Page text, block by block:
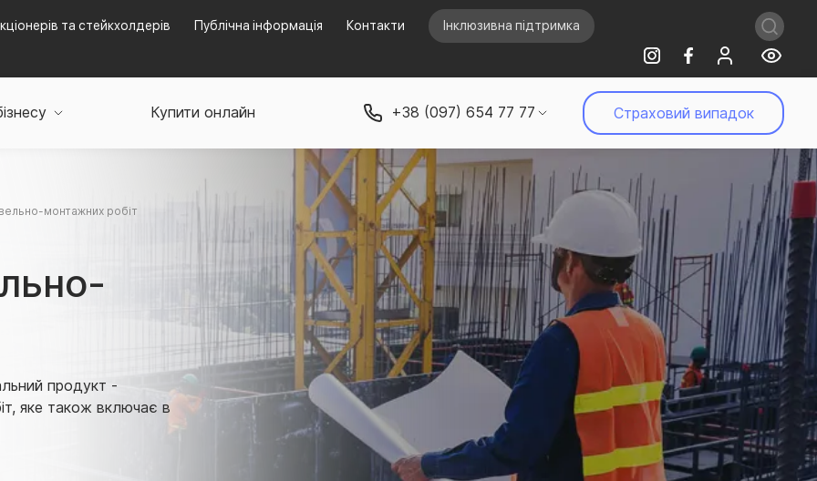
та стейкхолдерів Публічна інформація Контакти Інклюзивна підтримка
Купити онлайн +38 (097) 654 77 77 Страховий випадок
монтажних робіт
продукт -
яке також включає в